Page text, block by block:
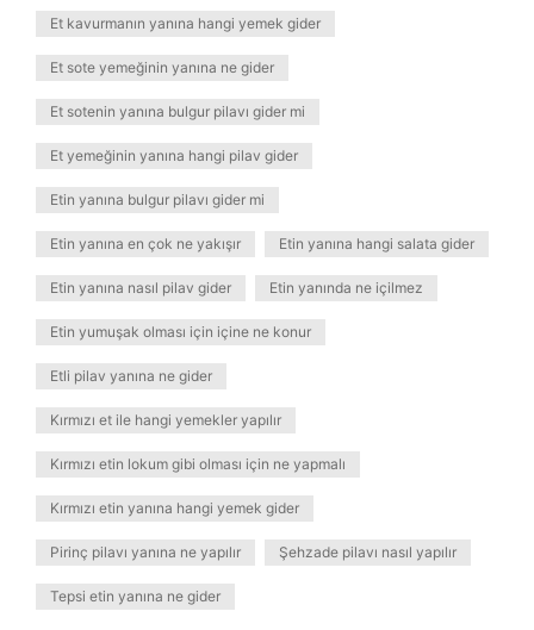
Et kavurmanın yanına hangi yemek gider
Et sote yemeğinin yanına ne gider
Et sotenin yanına bulgur pilavı gider mi
Et yemeğinin yanına hangi pilav gider
Etin yanına bulgur pilavı gider mi
Etin yanına en çok ne yakışır Etin yanına hangi salata gider
Etin yanına nasıl pilav gider Etin yanında ne içilmez
Etin yumuşak olması için içine ne konur
Etli pilav yanına ne gider
Kırmızı et ile hangi yemekler yapılır
Kırmızı etin lokum gibi olması için ne yapmalı
Kırmızı etin yanına hangi yemek gider
Pirinç pilavı yanına ne yapılır Şehzade pilavı nasıl yapılır
Tepsi etin yanına ne gider